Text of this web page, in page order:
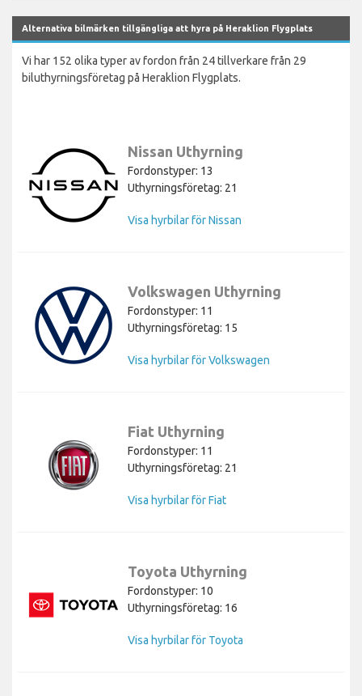
Alternativa bilmärken tillgängliga att hyra på Heraklion Flygplats
Vi har 152 olika typer av fordon från 24 tillverkare från 29
biluthyrningsföretag på Heraklion Flygplats.
Nissan Uthyrning
Fordonstyper: 13
Uthyrningsföretag: 21
Visa hyrbilar för Nissan
Volkswagen Uthyrning
Fordonstyper: 11
Uthyrningsföretag: 15
Visa hyrbilar för Volkswagen
Fiat Uthyrning
Fordonstyper: 11
Uthyrningsföretag: 21
Visa hyrbilar för Fiat
Toyota Uthyrning
Fordonstyper: 10
Uthyrningsföretag: 16
Visa hyrbilar för Toyota